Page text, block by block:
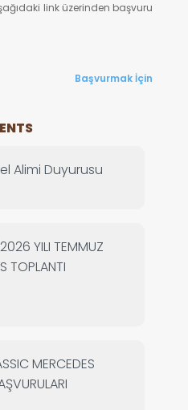
başvuru
Başvurmak İçin
Alimi Duyurusu
YILI TEMMUZ
TOPLANTI
MERCEDES